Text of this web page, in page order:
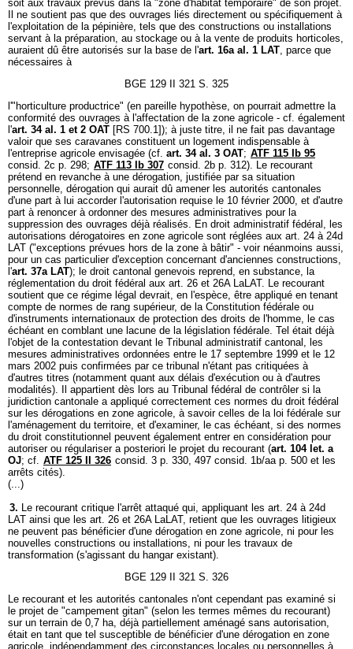
soit aux travaux prévus dans la "zone d'habitat temporaire" de son projet.
Il ne soutient pas que des ouvrages liés directement ou spécifiquement à
l'exploitation de la pépinière, tels que des constructions ou installations
servant à la préparation, au stockage ou à la vente de produits horticoles,
auraient dû être autorisés sur la base de l'art. 16a al. 1 LAT, parce que
nécessaires à
BGE 129 II 321 S. 325
l'"horticulture productrice" (en pareille hypothèse, on pourrait admettre la
conformité des ouvrages à l'affectation de la zone agricole - cf. également
l'art. 34 al. 1 et 2 OAT [RS 700.1]); à juste titre, il ne fait pas davantage
valoir que ses caravanes constituent un logement indispensable à
l'entreprise agricole envisagée (cf. art. 34 al. 3 OAT; ATF 115 Ib 95
consid. 2c p. 298; ATF 113 Ib 307 consid. 2b p. 312). Le recourant
prétend en revanche à une dérogation, justifiée par sa situation
personnelle, dérogation qui aurait dû amener les autorités cantonales
d'une part à lui accorder l'autorisation requise le 10 février 2000, et d'autre
part à renoncer à ordonner des mesures administratives pour la
suppression des ouvrages déjà réalisés. En droit administratif fédéral, les
autorisations dérogatoires en zone agricole sont réglées aux art. 24 à 24d
LAT ("exceptions prévues hors de la zone à bâtir" - voir néanmoins aussi,
pour un cas particulier d'exception concernant d'anciennes constructions,
l'art. 37a LAT); le droit cantonal genevois reprend, en substance, la
réglementation du droit fédéral aux art. 26 et 26A LaLAT. Le recourant
soutient que ce régime légal devrait, en l'espèce, être appliqué en tenant
compte de normes de rang supérieur, de la Constitution fédérale ou
d'instruments internationaux de protection des droits de l'homme, le cas
échéant en comblant une lacune de la législation fédérale. Tel était déjà
l'objet de la contestation devant le Tribunal administratif cantonal, les
mesures administratives ordonnées entre le 17 septembre 1999 et le 12
mars 2002 puis confirmées par ce tribunal n'étant pas critiquées à
d'autres titres (notamment quant aux délais d'exécution ou à d'autres
modalités). Il appartient dès lors au Tribunal fédéral de contrôler si la
juridiction cantonale a appliqué correctement ces normes du droit fédéral
sur les dérogations en zone agricole, à savoir celles de la loi fédérale sur
l'aménagement du territoire, et d'examiner, le cas échéant, si des normes
du droit constitutionnel peuvent également entrer en considération pour
autoriser ou régulariser a posteriori le projet du recourant (art. 104 let. a
OJ; cf. ATF 125 II 326 consid. 3 p. 330, 497 consid. 1b/aa p. 500 et les
arrêts cités).
(...)
3. Le recourant critique l'arrêt attaqué qui, appliquant les art. 24 à 24d
LAT ainsi que les art. 26 et 26A LaLAT, retient que les ouvrages litigieux
ne peuvent pas bénéficier d'une dérogation en zone agricole, ni pour les
nouvelles constructions ou installations, ni pour les travaux de
transformation (s'agissant du hangar existant).
BGE 129 II 321 S. 326
Le recourant et les autorités cantonales n'ont cependant pas examiné si
le projet de "campement gitan" (selon les termes mêmes du recourant)
sur un terrain de 0,7 ha, déjà partiellement aménagé sans autorisation,
était en tant que tel susceptible de bénéficier d'une dérogation en zone
agricole, indépendamment des circonstances locales ou personnelles à